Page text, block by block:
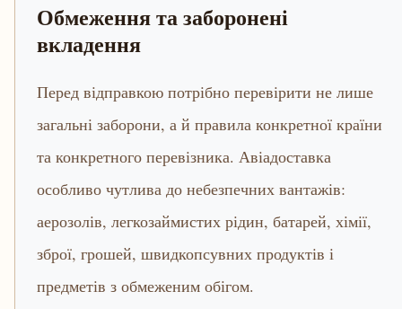
Обмеження та заборонені
вкладення
Перед відправкою потрібно перевірити не лише
загальні заборони, а й правила конкретної країни
та конкретного перевізника. Авіадоставка
особливо чутлива до небезпечних вантажів:
аерозолів, легкозаймистих рідин, батарей, хімії,
зброї, грошей, швидкопсувних продуктів і
предметів з обмеженим обігом.